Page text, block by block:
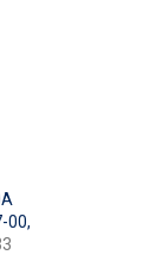
00,